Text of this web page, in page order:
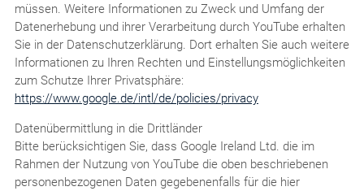
müssen. Weitere Informationen zu Zweck und Umfang der
Datenerhebung und ihrer Verarbeitung durch YouTube erhalten
Sie in der Datenschutzerklärung. Dort erhalten Sie auch weitere
Informationen zu Ihren Rechten und Einstellungsmöglichkeiten
zum Schutze Ihrer Privatsphäre:
https://www.google.de/intl/de/policies/privacy
Datenübermittlung in die Drittländer
Bitte berücksichtigen Sie, dass Google Ireland Ltd. die im
Rahmen der Nutzung von YouTube die oben beschriebenen
personenbezogenen Daten gegebenenfalls für die hier